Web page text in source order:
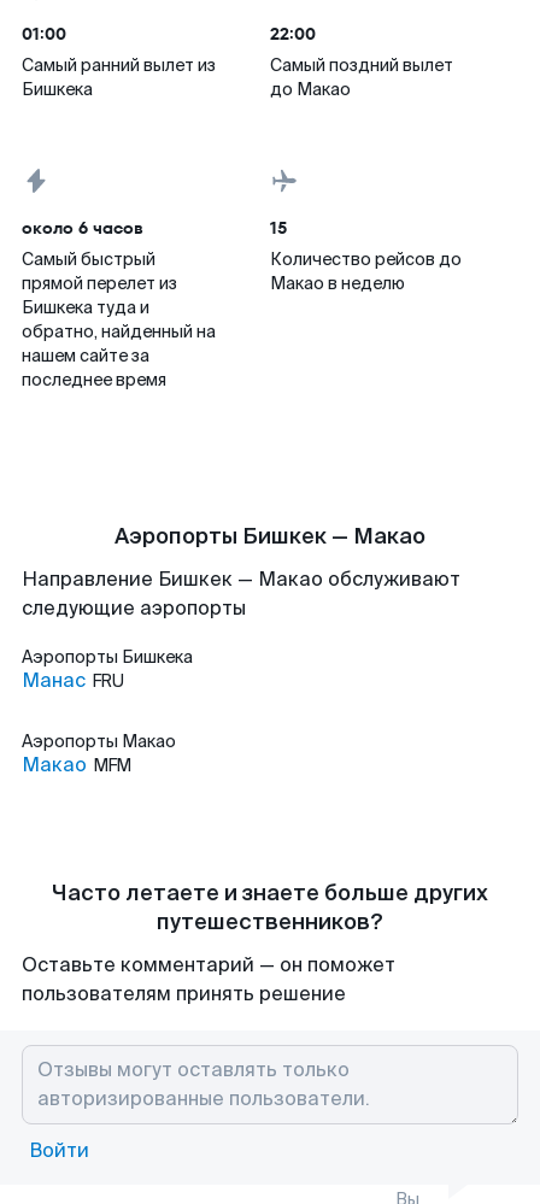
01:00
Самый ранний вылет из
Бишкека
22:00
Самый поздний вылет
до Макао
около 6 часов
Самый быстрый
прямой перелет из
Бишкека туда и
обратно, найденный на
нашем сайте за
последнее время
15
Количество рейсов до
Макао в неделю
Аэропорты Бишкек — Макао
Направление Бишкек — Макао обслуживают
следующие аэропорты
Аэропорты Бишкека
Манас FRU
Аэропорты Макао
Макао MFM
Часто летаете и знаете больше других
путешественников?
Оставьте комментарий — он поможет
пользователям принять решение
Войти
Вы